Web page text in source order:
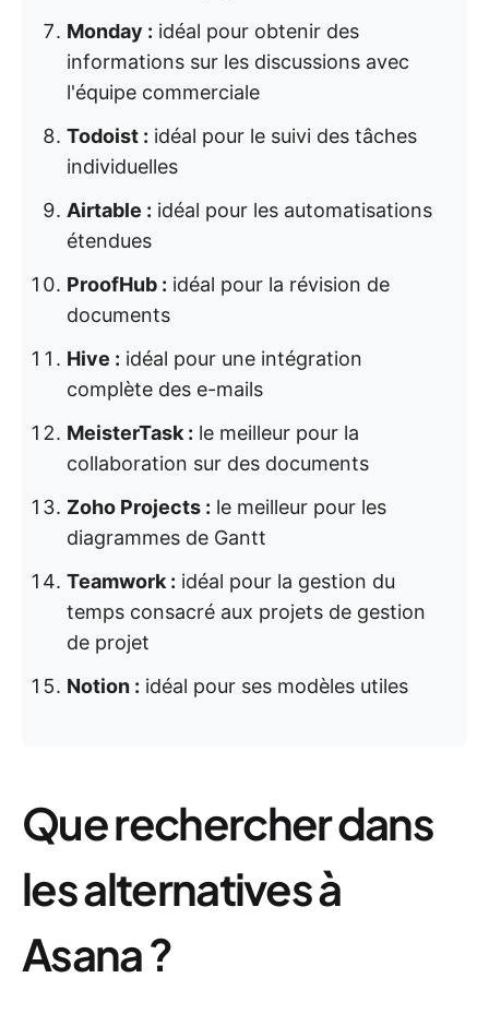
Monday : idéal pour obtenir des
informations sur les discussions avec
l'équipe commerciale
Todoist : idéal pour le suivi des tâches
individuelles
Airtable : idéal pour les automatisations
étendues
ProofHub : idéal pour la révision de
documents
Hive : idéal pour une intégration
complète des e-mails
MeisterTask : le meilleur pour la
collaboration sur des documents
Zoho Projects : le meilleur pour les
diagrammes de Gantt
Teamwork : idéal pour la gestion du
temps consacré aux projets de gestion
de projet
Notion : idéal pour ses modèles utiles
Que rechercher dans
les alternatives à
Asana ?